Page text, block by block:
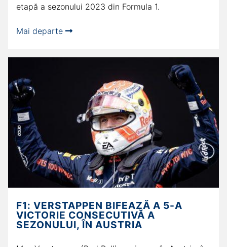
etapă a sezonului 2023 din Formula 1.
Mai departe
F1: VERSTAPPEN BIFEAZĂ A 5-A
VICTORIE CONSECUTIVĂ A
SEZONULUI, ÎN AUSTRIA